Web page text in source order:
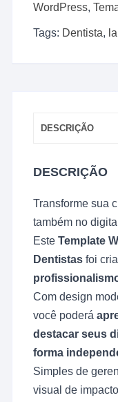
Venda
para
Dentista
2025
WordPress,
Tags: Dentista,
DESCRIÇÃO
DESCRIÇÃO
Transforme sua
também no
EsteTemplate
Dentistas foi
Com design
você poderá
destacar seus
forma
Simples de
visual de